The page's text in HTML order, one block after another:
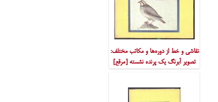
نقاشی و خط از دوره‌ها و مکاتب مختلف:
تصویر آبرنگ یک پرنده نشسته [مرقع]